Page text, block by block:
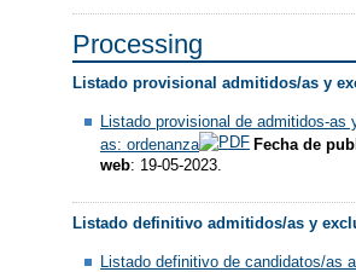
Processing
Listado provisional admitidos/as y
Listado provisional de admitidos-as
as: ordenanza
Fecha de
web: 19-05-2023.
Listado definitivo admitidos/as y
Listado definitivo de candidatos/as